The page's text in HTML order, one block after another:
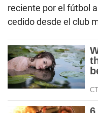
reciente por el fútbol
cedido desde el club